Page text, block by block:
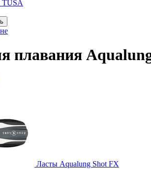
TUSA
плавания
Ласты Aqualung Shot FX